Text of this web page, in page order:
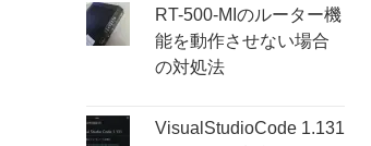
RT-500-MIのルーター機
能を動作させない場合
の対処法
VisualStudioCode 1.131